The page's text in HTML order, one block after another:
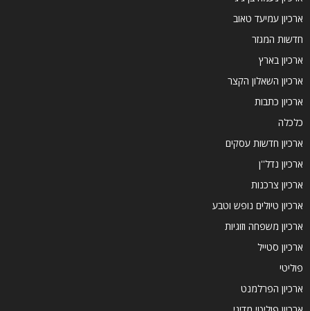
ארכיון עמיעד טאוב
חדשות המגזר
ארכיון בארץ
ארכיון השאלון הקצר
ארכיון כתבות
כלכלה
ארכיון חדשות עסקים
ארכיון נדל''ן
ארכיון צרכנות
ארכיון טיולים נופש וטבע
ארכיון משפחה וזוגיות
ארכיון סטייל
פוליטי
ארכיון הפרלמנט